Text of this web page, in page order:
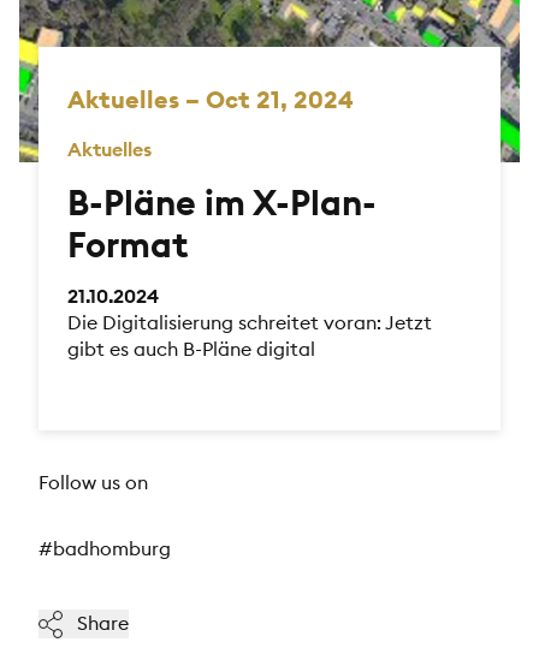
Aktuelles – Oct 21, 2024
Aktuelles
B-Pläne im X-Plan-
Format
21.10.2024
Die Digitalisierung schreitet voran: Jetzt
gibt es auch B-Pläne digital
Follow us on
#badhomburg
Share